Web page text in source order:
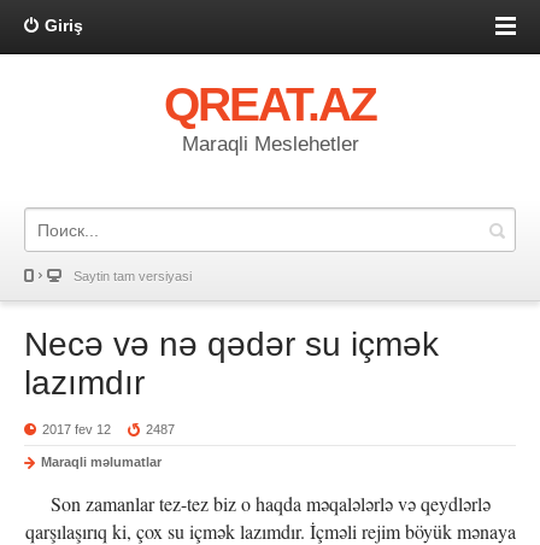
Giriş
QREAT.AZ
Maraqli Meslehetler
Saytin tam versiyasi
Necə və nə qədər su içmək
lazımdır
2017 fev 12 2487
Maraqli məlumatlar
Son zamanlar tez-tez biz o haqda məqalələrlə və qeydlərlə
qarşılaşırıq ki, çox su içmək lazımdır. İçməli rejim böyük mənaya